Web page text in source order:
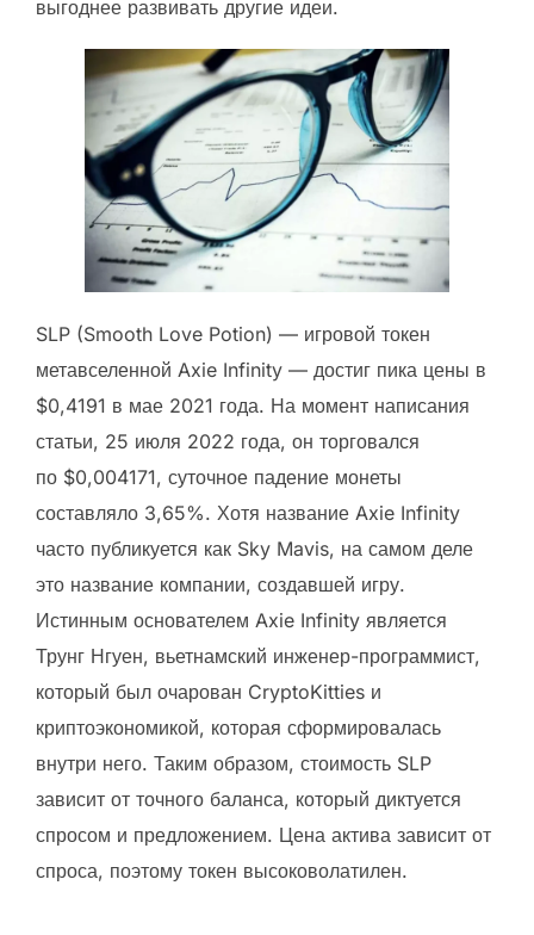
выгоднее развивать другие идеи.
SLP (Smooth Love Potion) — игровой токен
метавселенной Axie Infinity — достиг пика цены в
$0,4191 в мае 2021 года. На момент написания
статьи, 25 июля 2022 года, он торговался
по $0,004171, суточное падение монеты
составляло 3,65%. Хотя название Axie Infinity
часто публикуется как Sky Mavis, на самом деле
это название компании, создавшей игру.
Истинным основателем Axie Infinity является
Трунг Нгуен, вьетнамский инженер-программист,
который был очарован CryptoKitties и
криптоэкономикой, которая сформировалась
внутри него. Таким образом, стоимость SLP
зависит от точного баланса, который диктуется
спросом и предложением. Цена актива зависит от
спроса, поэтому токен высоковолатилен.